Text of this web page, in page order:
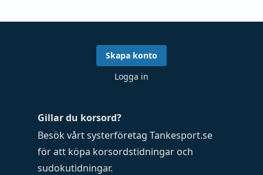
Gillar du korsord?
Besök vårt systerföretag Tankesport.se
för att köpa korsordstidningar och
sudokutidningar.
Skapa konto
Logga in